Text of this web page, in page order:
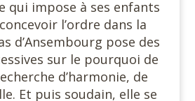
qui impose à ses enfants
l’ordre dans la
d’Ansembourg pose des
sur le pourquoi de
d’harmonie, de
Et puis soudain, elle se